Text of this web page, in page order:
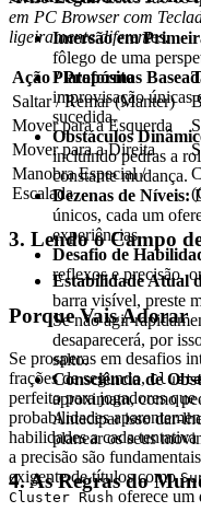
Imersão em
fôlego de uma
Plataformas
improvisação únicas
sucedida.
Obstáculos
incluindo pedras a
constante mudança.
Dezenas de Níveis:
únicos, cada um
experiências.
Desafio de
reflexos e precisão,
Porque Vais Adorar
Se prosperas em desafios
frações de segundo,
perfeito para jogadores
probabilidades
habilidades a cada
a precisão são
exigente de títulos como
Cluster Rush oferece um
em PC Browser com
ligeiramente diferentes.
Ação / Propósito
Saltar / Remar (Manter)
Mover para a Esquerda
Mover para a Direita
Manobra Especial /
Escalada
3. Lendo o Campo
Estabilidade Atual
barra visível, preste
Se não agir
desaparecerá, por
salto.
Consciência de
aproximam, como
Antecipar isso dar-
planear os seus
4. As Regras do